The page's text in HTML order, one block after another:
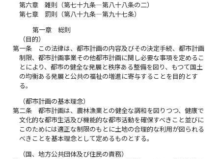
第六章 雑則（第七十九条―第八十八条の二）
第七章 罰則（第八十九条―第九十七条）
第一章 総則
（目的）
第一条
この法律は、都市計画の内容及びその決定手続、都市計画
制限、都市計画事業その他都市計画に関し必要な事項を定めるこ
とにより、都市の健全な発展と秩序ある整備を図り、もつて国土
の均衡ある発展と公共の福祉の増進に寄与することを目的とす
る。
（都市計画の基本理念）
第二条
都市計画は、農林漁業との健全な調和を図りつつ、健康で
文化的な都市生活及び機能的な都市活動を確保すべきこと並びに
このためには適正な制限のもとに土地の合理的な利用が図られる
べきことを基本理念として定めるものとする。
（国、地方公共団体及び住民の責務）